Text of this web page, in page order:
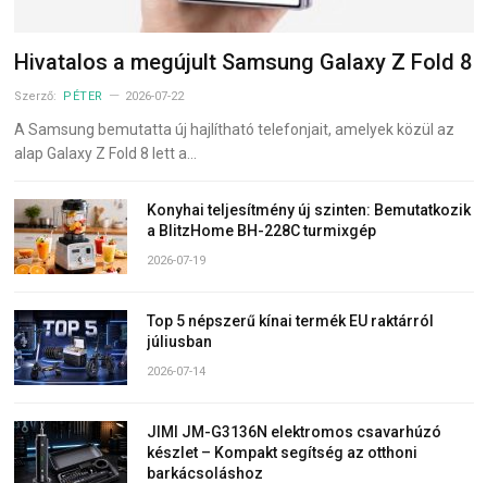
Hivatalos a megújult Samsung Galaxy Z Fold 8
Szerző: PÉTER 2026-07-22
A Samsung bemutatta új hajlítható telefonjait, amelyek közül az
alap Galaxy Z Fold 8 lett a…
Konyhai teljesítmény új szinten: Bemutatkozik
a BlitzHome BH-228C turmixgép
2026-07-19
Top 5 népszerű kínai termék EU raktárról
júliusban
2026-07-14
JIMI JM-G3136N elektromos csavarhúzó
készlet – Kompakt segítség az otthoni
barkácsoláshoz